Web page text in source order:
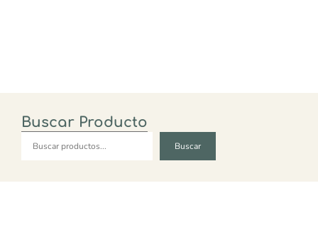
Buscar Producto
Buscar